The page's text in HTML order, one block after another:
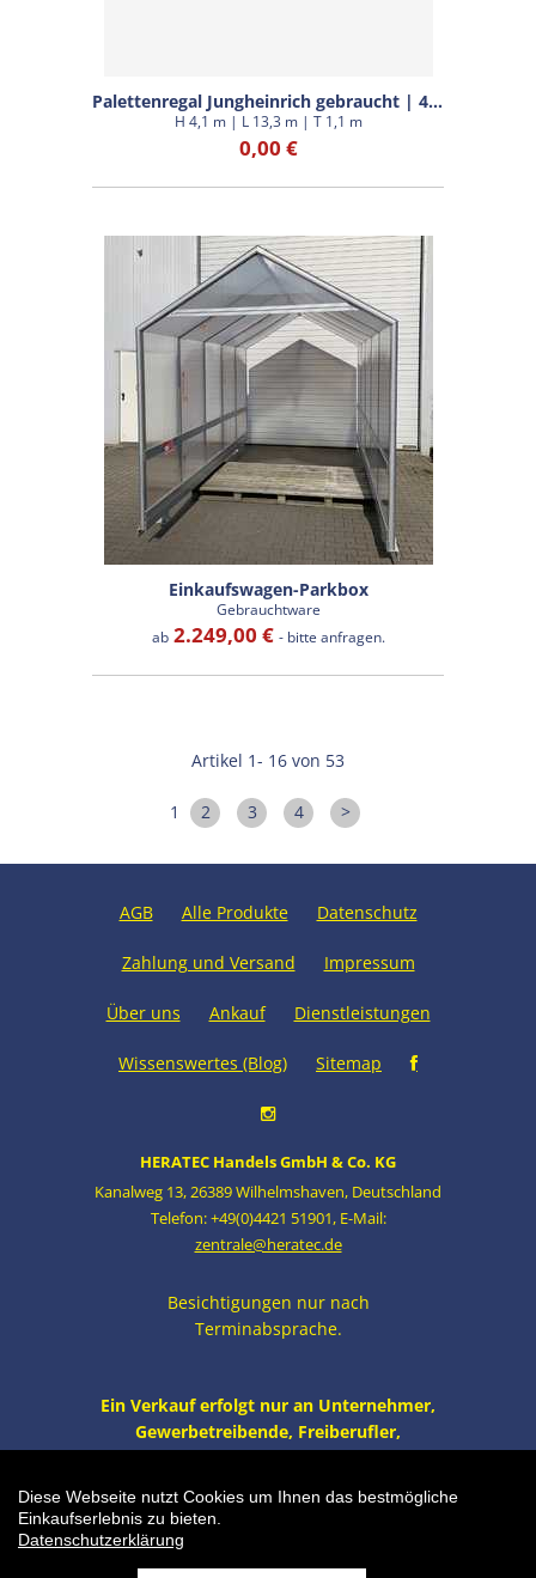
Palettenregal Jungheinrich gebraucht | 4,1 m
H 4,1 m | L 13,3 m | T 1,1 m
0,00 €
Einkaufswagen-Parkbox
Gebrauchtware
ab2.249,00 € - bitte anfragen.
Artikel 1- 16 von 53
1 2 3 4 >
AGB Alle Produkte Datenschutz
Zahlung und Versand Impressum
Über uns Ankauf Dienstleistungen
Wissenswertes (Blog) Sitemap
HERATEC Handels GmbH & Co. KG
Kanalweg 13,26389 Wilhelmshaven, Deutschland
Telefon: +49(0)4421 51901, E-Mail:
zentrale@heratec.de
Besichtigungen nur nach
Terminabsprache.
Ein Verkauf erfolgt nur an Unternehmer,
Gewerbetreibende, Freiberufler,
zzgl. MwSt. und Versand.
unbestimmt
Diese Webseite nutzt Cookies um Ihnen das bestmögliche
Einkaufserlebnis zu bieten.
Datenschutzerklärung